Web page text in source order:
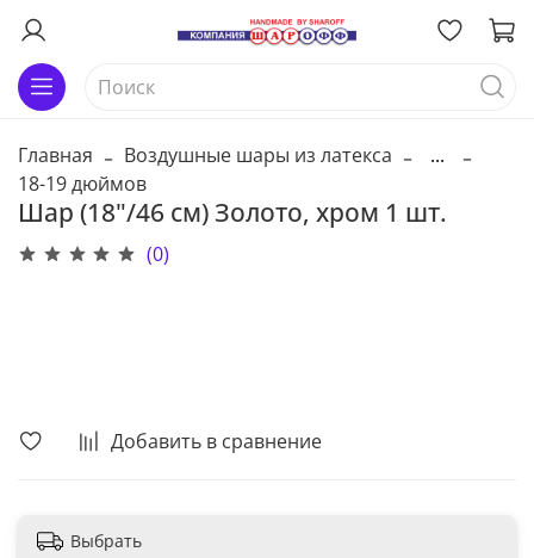
Главная Воздушные шары из латекса
...
18-19 дюймов
Шар (18"/46 см) Золото, хром 1 шт.
(0)
Добавить в сравнение
Выбрать